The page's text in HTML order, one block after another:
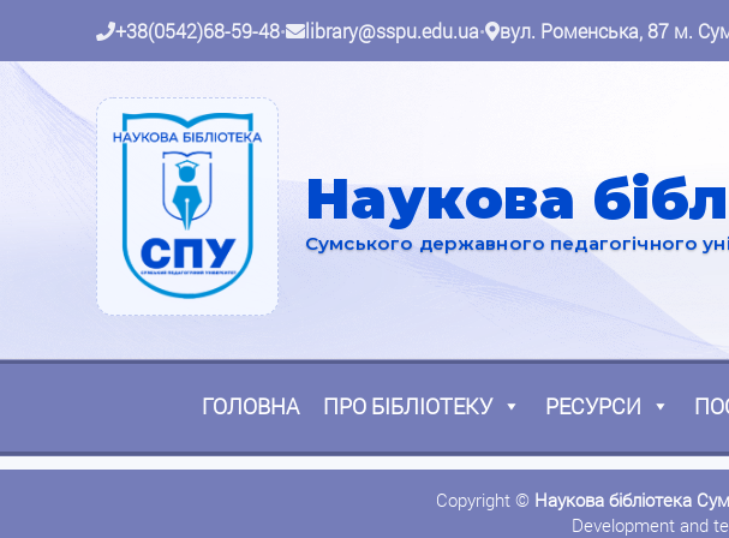
+38(0542)68-59-48• library@sspu.edu.ua• вул. Роменська, 87 м.
Наукова
Сумського державного педагогічного
ГОЛОВНА ПРО БІБЛІОТЕКУ РЕСУРСИ
Copyright © Наукова бібліотека
Development and